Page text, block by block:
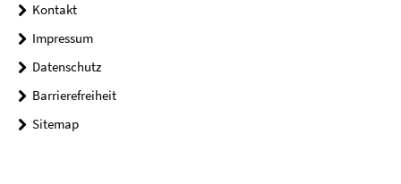
Kontakt
Impressum
Datenschutz
Barrierefreiheit
Sitemap